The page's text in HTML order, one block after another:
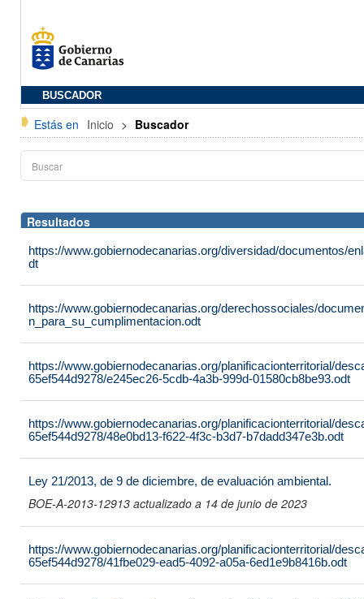
BUSCADOR
Estás en Inicio > Buscador
Resultados
https://www.gobiernodecanarias.org/diversidad/documentos/
dt
https://www.gobiernodecanarias.org/derechossociales/
n_para_su_cumplimentacion.odt
https://www.gobiernodecanarias.org/planificacionterritorial/
65ef544d9278/e245ec26-5cdb-4a3b-999d-01580cb8be93.odt
https://www.gobiernodecanarias.org/planificacionterritorial/
65ef544d9278/48e0bd13-f622-4f3c-b3d7-b7dadd347e3b.odt
Ley 21/2013, de 9 de diciembre, de evaluación ambiental.
BOE-A-2013-12913 actualizado a 14 de junio de 2023
https://www.gobiernodecanarias.org/planificacionterritorial/
65ef544d9278/41fbe029-ead5-4092-a05a-6ed1e9b8416b.odt